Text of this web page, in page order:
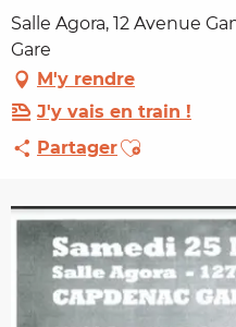
Salle Agora, 12 Avenue
Gare
M'y rendre
J'y vais en train !
PartagerAjouter aux